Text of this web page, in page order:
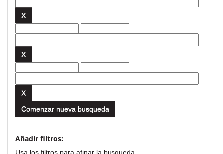
Comenzar nueva busqueda
Añadir filtros:
Usa los filtros para afinar la busqueda.